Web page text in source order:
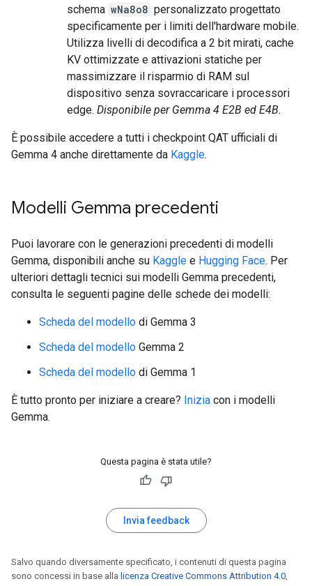
schema wNa8o8 personalizzato progettato
specificamente per i limiti dell'hardware mobile.
Utilizza livelli di decodifica a 2 bit mirati, cache
KV ottimizzate e attivazioni statiche per
massimizzare il risparmio di RAM sul
dispositivo senza sovraccaricare i processori
edge. Disponibile per Gemma 4 E2B ed E4B.
È possibile accedere a tutti i checkpoint QAT ufficiali di
Gemma 4 anche direttamente da Kaggle.
Modelli Gemma precedenti
Puoi lavorare con le generazioni precedenti di modelli
Gemma, disponibili anche su Kaggle e Hugging Face. Per
ulteriori dettagli tecnici sui modelli Gemma precedenti,
consulta le seguenti pagine delle schede dei modelli:
Scheda del modello di Gemma 3
Scheda del modello Gemma 2
Scheda del modello di Gemma 1
È tutto pronto per iniziare a creare? Inizia con i modelli
Gemma.
Questa pagina è stata utile?
Invia feedback
Salvo quando diversamente specificato, i contenuti di questa pagina
sono concessi in base alla licenza Creative Commons Attribution 4.0,